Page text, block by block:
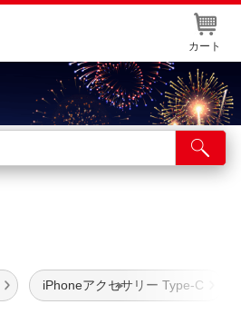
カート
iPhoneアクセサリー Type-C